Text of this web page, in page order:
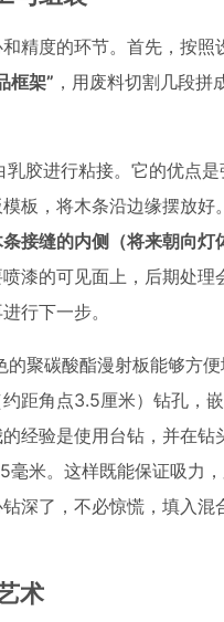
精度的环节。首先，按
框架” ，用废料切割几段
乳胶进行粘接。它的优点
板，将木条沿边缘摆放
接缝的内侧（将来朝向
漆的可见面上，后期处
行下一步。
的聚碳酸酯漫射板能够方
距角点3.5厘米）钻孔，
经验是使用台钻，并在
米。这样既能保证吸力
深了，不必惊慌，填入
术